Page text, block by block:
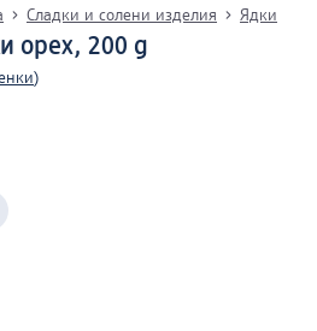
Сладки и солени изделия Ядки
орех, 200 g
)